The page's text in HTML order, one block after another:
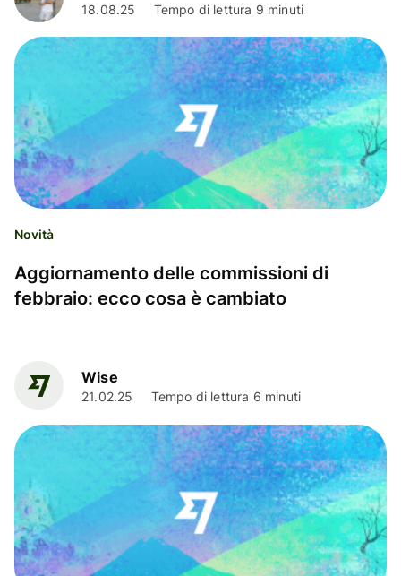
18.08.25 Tempo di lettura 9 minuti
Novità
Aggiornamento delle commissioni di
febbraio: ecco cosa è cambiato
Wise
21.02.25 Tempo di lettura 6 minuti